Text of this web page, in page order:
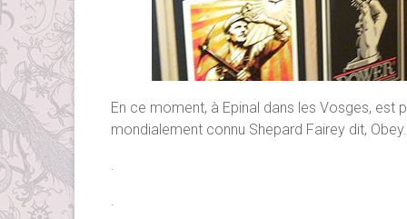
En ce moment, à Epinal dans les Vosges, est
mondialement connu Shepard Fairey dit, Obey.
.
.